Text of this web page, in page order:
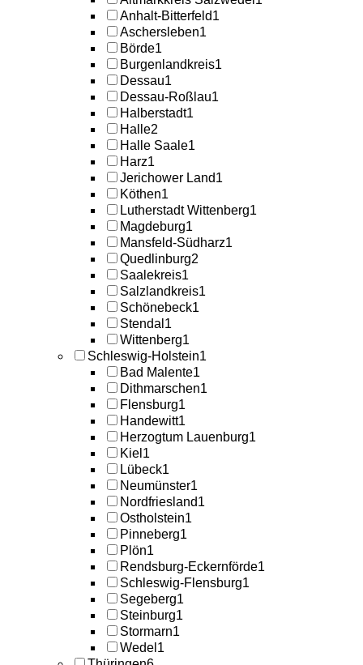
Anhalt-Bitterfeld1
Aschersleben1
Börde1
Burgenlandkreis1
Dessau1
Dessau-Roßlau1
Halberstadt1
Halle2
Halle Saale1
Harz1
Jerichower Land1
Köthen1
Lutherstadt Wittenberg1
Magdeburg1
Mansfeld-Südharz1
Quedlinburg2
Saalekreis1
Salzlandkreis1
Schönebeck1
Stendal 1
Wittenberg1
Schleswig-Holstein1
Bad Malente1
Dithmarschen1
Flensburg1
Handewitt1
Herzogtum Lauenburg1
Kiel 1
Lübeck1
Neumünster1
Nordfriesland1
Ostholstein1
Pinneberg1
Plön1
Rendsburg-Eckernförde1
Schleswig-Flensburg1
Segeberg1
Steinburg1
Stormarn1
Wedel 1